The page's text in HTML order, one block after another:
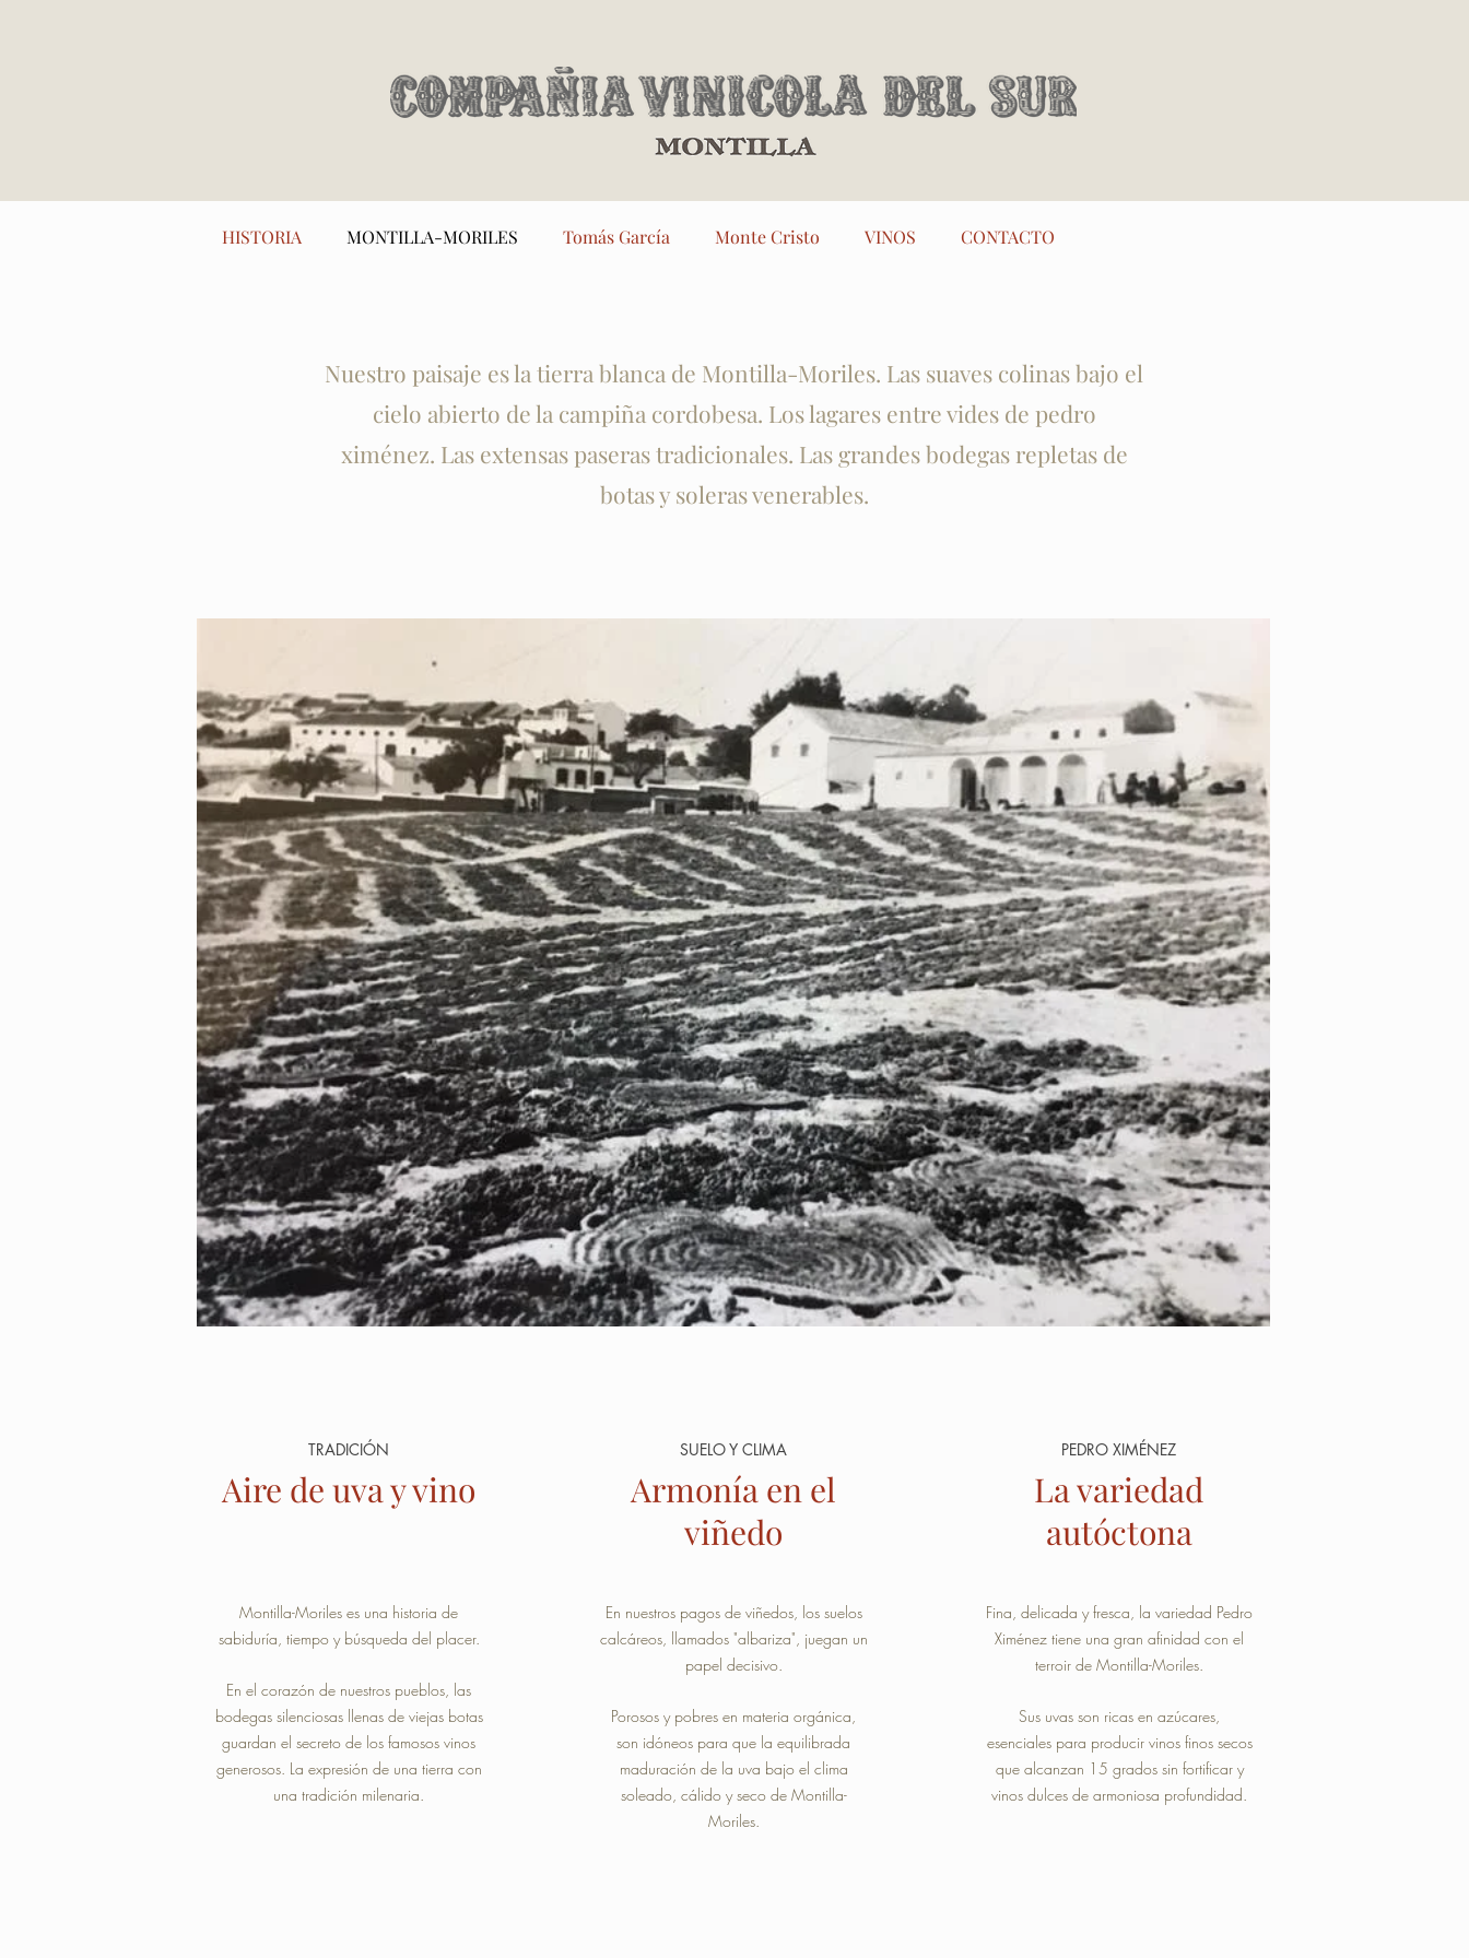
Nuestro paisaje es la tierra blanca de Montilla-Moriles. Las suaves colinas bajo el
cielo abierto de la campiña cordobesa. Los lagares entre vides de pedro
ximénez. Las extensas paseras tradicionales. Las grandes bodegas repletas de
botas y soleras venerables.
TRADICIÓN
Aire de uva y vino
SUELO Y CLIMA
Armonía en el
viñedo
PEDRO XIMÉNEZ
La variedad
autóctona
Montilla-Moriles es una historia de
sabiduría, tiempo y búsqueda del placer.
En el corazón de nuestros pueblos, las
bodegas silenciosas llenas de viejas botas
guardan el secreto de los famosos vinos
generosos. La expresión de una tierra con
una tradición milenaria.
En nuestros pagos de viñedos, los suelos
calcáreos, llamados "albariza", juegan un
papel decisivo.
Porosos y pobres en materia orgánica,
son idóneos para que la equilibrada
maduración de la uva bajo el clima
soleado, cálido y seco de Montilla-
Moriles.
Fina, delicada y fresca, la variedad Pedro
Ximénez tiene una gran afinidad con el
terroir de Montilla-Moriles.
Sus uvas son ricas en azúcares,
esenciales para producir vinos finos secos
que alcanzan 15 grados sin fortificar y
vinos dulces de armoniosa profundidad.
HISTORIA MONTILLA-MORILES Tomás García Monte Cristo VINOS CONTACTO